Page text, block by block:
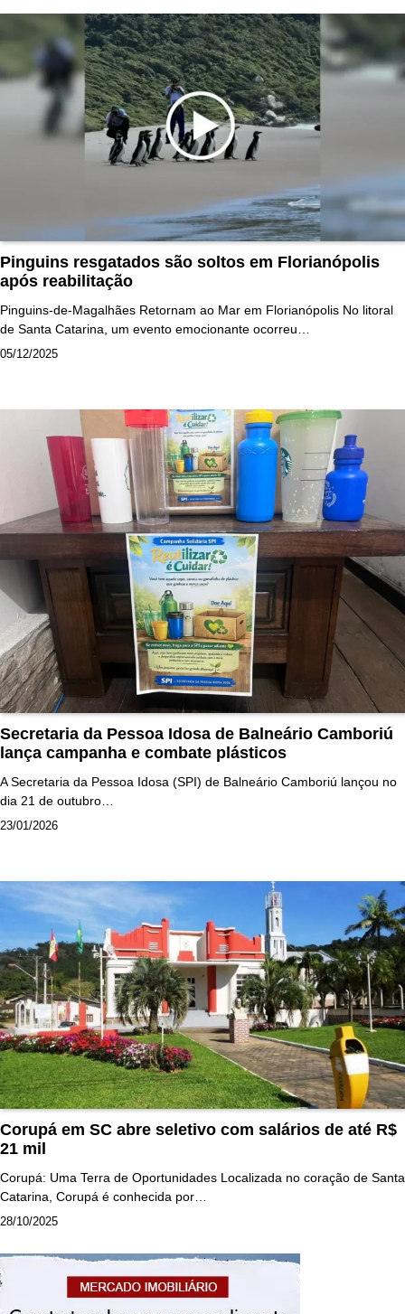
Pinguins resgatados são soltos em Florianópolis
após reabilitação
Pinguins-de-Magalhães Retornam ao Mar em Florianópolis No litoral
de Santa Catarina, um evento emocionante ocorreu…
05/12/2025
Secretaria da Pessoa Idosa de Balneário Camboriú
lança campanha e combate plásticos
A Secretaria da Pessoa Idosa (SPI) de Balneário Camboriú lançou no
dia 21 de outubro…
23/01/2026
Corupá em SC abre seletivo com salários de até R$
21 mil
Corupá: Uma Terra de Oportunidades Localizada no coração de Santa
Catarina, Corupá é conhecida por…
28/10/2025